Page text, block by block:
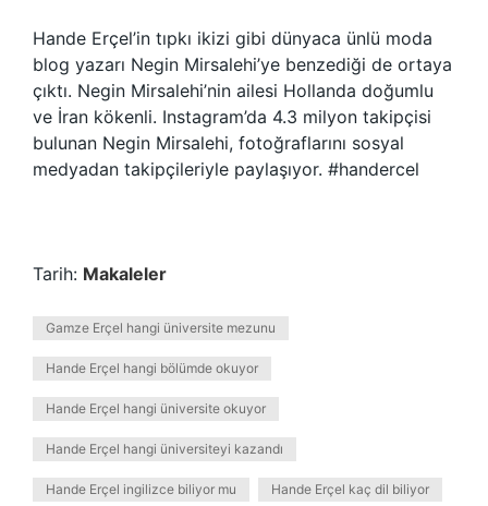
Hande Erçel’in tıpkı ikizi gibi dünyaca ünlü moda
blog yazarı Negin Mirsalehi’ye benzediği de ortaya
çıktı. Negin Mirsalehi’nin ailesi Hollanda doğumlu
ve İran kökenli. Instagram’da 4.3 milyon takipçisi
bulunan Negin Mirsalehi, fotoğraflarını sosyal
medyadan takipçileriyle paylaşıyor. #handercel
Tarih: Makaleler
Gamze Erçel hangi üniversite mezunu
Hande Erçel hangi bölümde okuyor
Hande Erçel hangi üniversite okuyor
Hande Erçel hangi üniversiteyi kazandı
Hande Erçel ingilizce biliyor mu Hande Erçel kaç dil biliyor